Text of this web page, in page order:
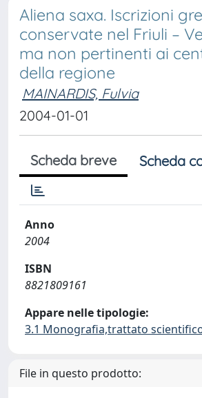
Aliena saxa. Iscrizioni
conservate nel Friuli –
ma non pertinenti ai
della regione
MAINARDIS, Fulvia
2004-01-01
Scheda breve Scheda
Anno
2004
ISBN
8821809161
Appare nelle tipologie:
3.1 Monografia,trattato
File in questo prodotto: